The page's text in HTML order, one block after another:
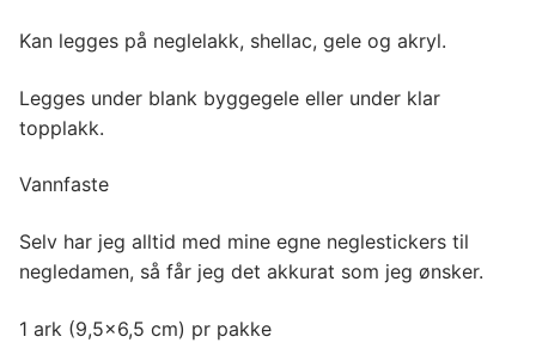
Kan legges på neglelakk, shellac, gele og akryl.
Legges under blank byggegele eller under klar
topplakk.
Vannfaste
Selv har jeg alltid med mine egne neglestickers til
negledamen, så får jeg det akkurat som jeg ønsker.
1 ark (9,5×6,5 cm) pr pakke